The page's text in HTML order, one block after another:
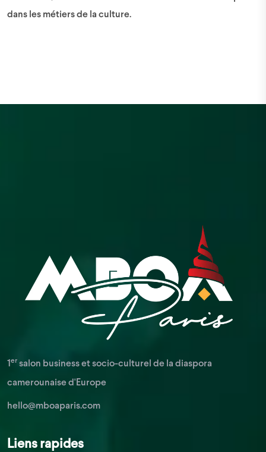
dans les métiers de la culture.
1 er salon business et socio-culturel de la diaspora
camerounaise d'Europe
hello@mboaparis.com
Liens rapides